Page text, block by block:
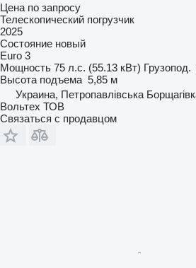
Цена по запросу
Телескопический погрузчик
2025
Состояние новый
Euro 3
Мощность 75 л.с. (55.13 кВт) Грузопод.
Высота подъема 5,85 м
Украина, Петропавлівська
Вольтех ТОВ
Связаться с продавцом